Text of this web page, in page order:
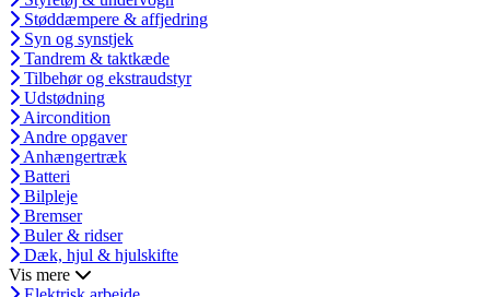
Støddæmpere & affjedring
Syn og synstjek
Tandrem & taktkæde
Tilbehør og ekstraudstyr
Udstødning
Aircondition
Andre opgaver
Anhængertræk
Batteri
Bilpleje
Bremser
Buler & ridser
Dæk, hjul & hjulskifte
Vis mere